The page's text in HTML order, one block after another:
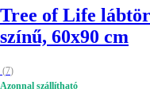
Tree of Life
színű, 60x90 cm
(7)
Azonnal szállítható